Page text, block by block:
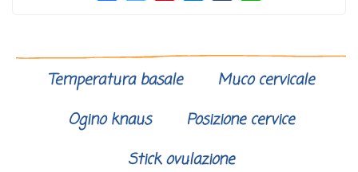
Temperatura basale
Muco cervicale
Ogino knaus
Posizione cervice
Stick ovulazione